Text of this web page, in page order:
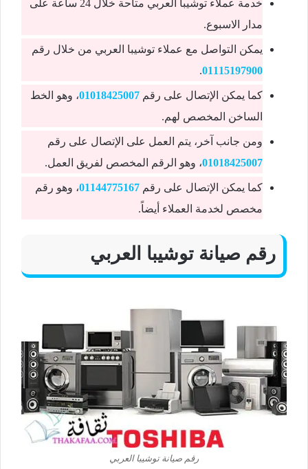
خدمة عملاء توشيبا العربي متاحة خلال 24 ساعة على
مدار الاسبوع.
يمكن التواصل مع عملاء توشيبا العربي من خلال رقم
01115197900
.
كما يمكن الإتصال على رقم 01018425007، وهو الخط
الساخن المخصص لهم.
ومن جانب آخر، يتم العمل على الإتصال على رقم
01018425007، وهو الرقم المخصص لفريق العمل.
كما يمكن الإتصال على رقم 01144775167، وهو رقم
مخصص لخدمة العملاء أيضاً.
رقم صيانة توشيبا العربي
رقم صيانة توشيبا العربي